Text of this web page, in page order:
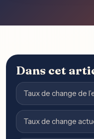
Dans cet
Taux de change de
Taux de change